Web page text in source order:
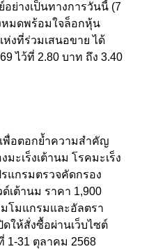
ย่างเป็นทางการวันนี้ (7
หมดพร้อมใจล็อกหุ้น
งที่ร่วมเสนอขาย ได้
ไว้ที่ 2.80 บาท ถึง 3.40
พื่อตอกย้ำความสำคัญ
ะเร็งเต้านม โรคมะเร็ง
แกรมตรวจคัดกรอง
เต้านม ราคา 1,900
โมแกรมและอัลตรา
ดให้สั่งซื้อผ่านเว็บไซต์
1-31 ตุลาคม 2568